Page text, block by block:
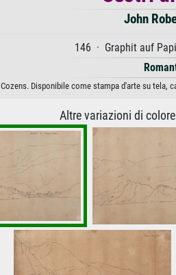
John
146 · Graphit auf
Disponibile come stampa d'arte su
Altre variazioni di